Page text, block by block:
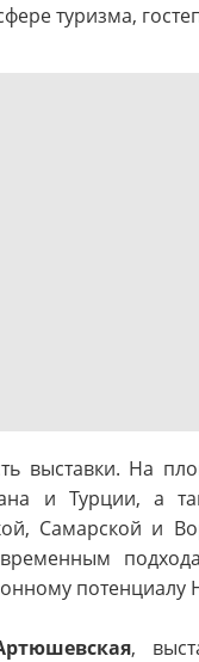
туризма,
выставки. На
и Турции, а
Самарской и
,